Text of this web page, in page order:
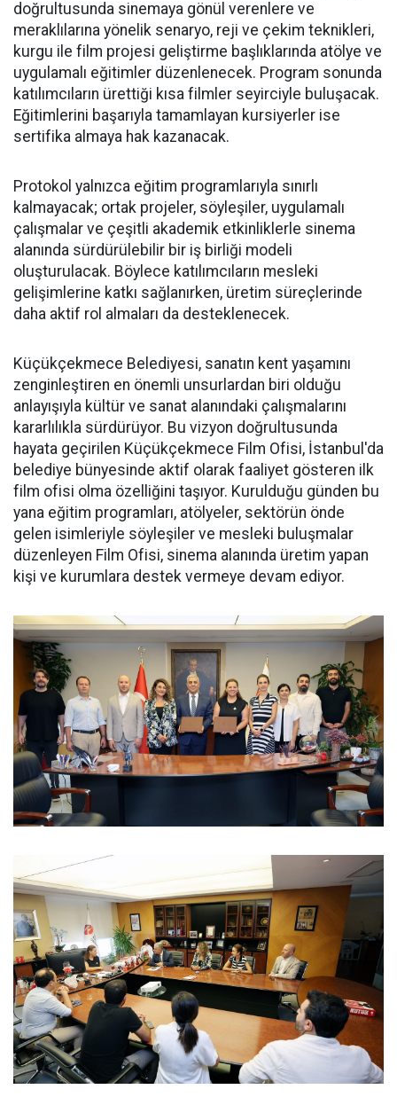
doğrultusunda sinemaya gönül verenlere ve
meraklılarına yönelik senaryo, reji ve çekim teknikleri,
kurgu ile film projesi geliştirme başlıklarında atölye ve
uygulamalı eğitimler düzenlenecek. Program sonunda
katılımcıların ürettiği kısa filmler seyirciyle buluşacak.
Eğitimlerini başarıyla tamamlayan kursiyerler ise
sertifika almaya hak kazanacak.
Protokol yalnızca eğitim programlarıyla sınırlı
kalmayacak; ortak projeler, söyleşiler, uygulamalı
çalışmalar ve çeşitli akademik etkinliklerle sinema
alanında sürdürülebilir bir iş birliği modeli
oluşturulacak. Böylece katılımcıların mesleki
gelişimlerine katkı sağlanırken, üretim süreçlerinde
daha aktif rol almaları da desteklenecek.
Küçükçekmece Belediyesi, sanatın kent yaşamını
zenginleştiren en önemli unsurlardan biri olduğu
anlayışıyla kültür ve sanat alanındaki çalışmalarını
kararlılıkla sürdürüyor. Bu vizyon doğrultusunda
hayata geçirilen Küçükçekmece Film Ofisi, İstanbul'da
belediye bünyesinde aktif olarak faaliyet gösteren ilk
film ofisi olma özelliğini taşıyor. Kurulduğu günden bu
yana eğitim programları, atölyeler, sektörün önde
gelen isimleriyle söyleşiler ve mesleki buluşmalar
düzenleyen Film Ofisi, sinema alanında üretim yapan
kişi ve kurumlara destek vermeye devam ediyor.